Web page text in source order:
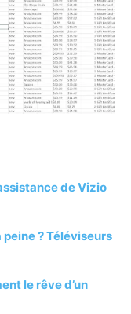
de Vizio
? Téléviseurs
le rêve d’un